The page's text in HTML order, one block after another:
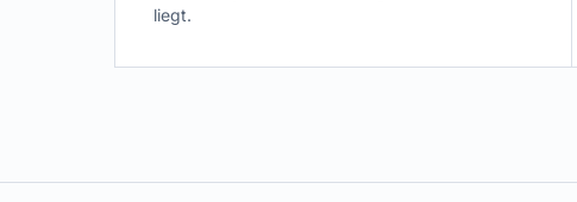
liegt.